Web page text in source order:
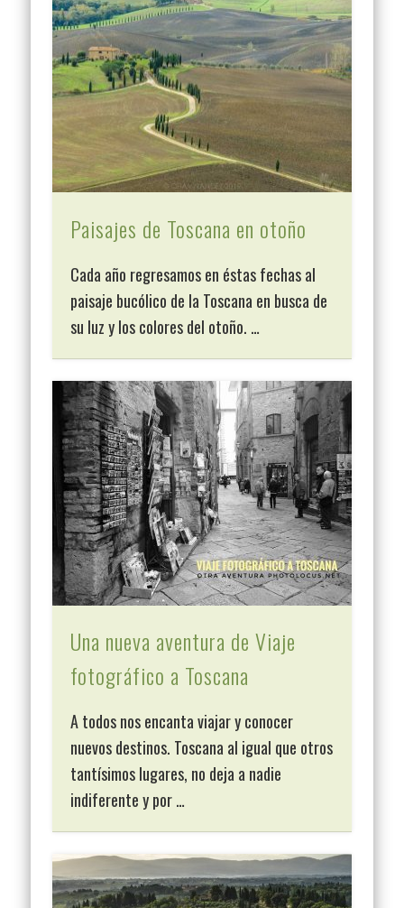
Paisajes de Toscana en otoño
Cada año regresamos en éstas fechas al
paisaje bucólico de la Toscana en busca de
su luz y los colores del otoño. …
Una nueva aventura de Viaje
fotográfico a Toscana
A todos nos encanta viajar y conocer
nuevos destinos. Toscana al igual que otros
tantísimos lugares, no deja a nadie
indiferente y por …